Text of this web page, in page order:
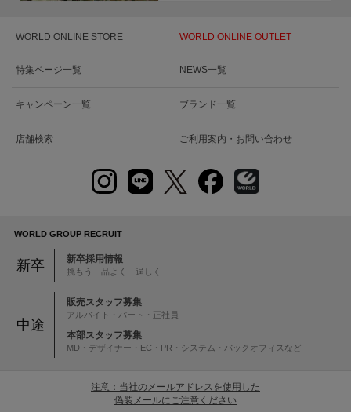
WORLD ONLINE STORE WORLD ONLINE OUTLET
特集ページ一覧 NEWS一覧
キャンペーン一覧 ブランド一覧
店舗検索 ご利用案内・お問い合わせ
WORLD GROUP RECRUIT
新卒 新卒採用情報
挑もう 品よく 逞しく
中途
販売スタッフ募集
アルバイト・パート・正社員
本部スタッフ募集
MD・デザイナー・EC・PR・システム・バックオフィスなど
注意：当社のメールアドレスを使用した
偽装メールにご注意ください